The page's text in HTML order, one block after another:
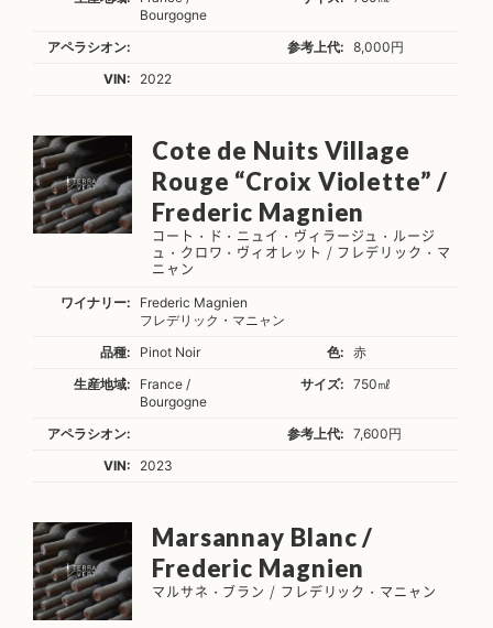
Bourgogne
アペラシオン: 参考上代:
8,000円
VIN:
2022
Cote de Nuits Village
Rouge “Croix Violette” /
Frederic Magnien
コート・ド・ニュイ・ヴィラージュ・ルージ
ュ・クロワ・ヴィオレット / フレデリック・マ
ニャン
ワイナリー:
Frederic Magnien
フレデリック・マニャン
品種:
Pinot Noir 色:
赤
生産地域:
France /
Bourgogne
サイズ: 750㎖
アペラシオン: 参考上代:
7,600円
VIN:
2023
Marsannay Blanc /
Frederic Magnien
マルサネ・ブラン / フレデリック・マニャン